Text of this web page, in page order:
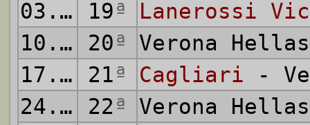
03.03.1974
19ª
Lanerossi
10.03.1974
20ª
Verona
17.03.1974
21ª Cagliari -
24.03.1974
22ª
Verona